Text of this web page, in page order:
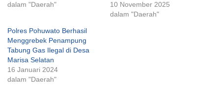
dalam "Daerah"
10 November 2025
dalam "Daerah"
Polres Pohuwato Berhasil
Menggrebek Penampung
Tabung Gas Ilegal di Desa
Marisa Selatan
16 Januari 2024
dalam "Daerah"